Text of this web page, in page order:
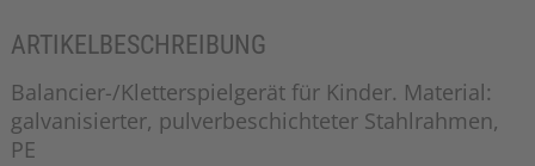
ARTIKELBESCHREIBUNG
Balancier-/Kletterspielgerät für Kinder. Material:
galvanisierter, pulverbeschichteter Stahlrahmen,
PE